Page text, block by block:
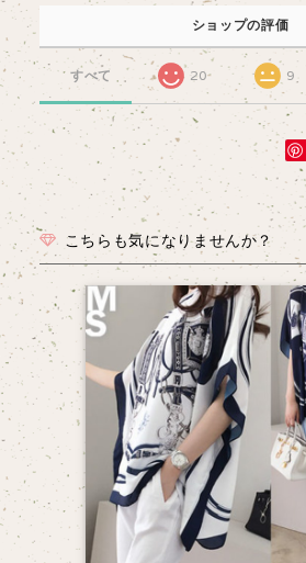
ショップの評価
すべて 20 9
こちらも気になりませんか？